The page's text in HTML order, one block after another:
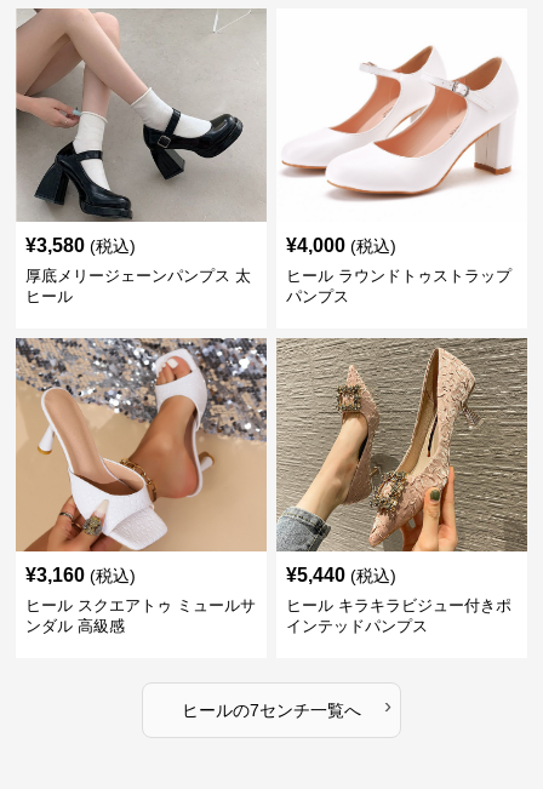
¥3,580 (税込)
厚底メリージェーンパンプス 太
ヒール
¥4,000 (税込)
ヒール ラウンドトゥストラップ
パンプス
¥3,160 (税込)
ヒール スクエアトゥ ミュールサ
ンダル 高級感
¥5,440 (税込)
ヒール キラキラビジュー付きポ
インテッドパンプス
ヒールの7センチ一覧へ ›